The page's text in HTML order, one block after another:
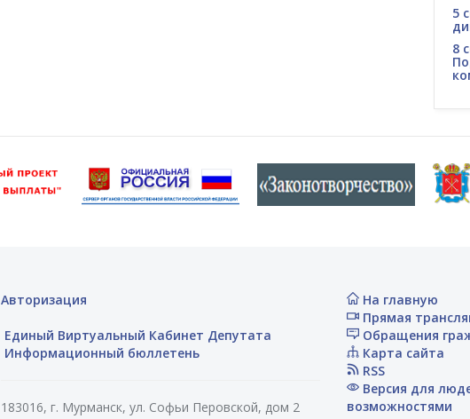
5
8
Авторизация
Единый Виртуальный Кабинет Депутата
Информационный бюллетень
183016, г. Мурманск, ул. Софьи Перовской, дом 2
На главную
Прямая
Обращения
Карта сайта
RSS
Версия для
возможностями